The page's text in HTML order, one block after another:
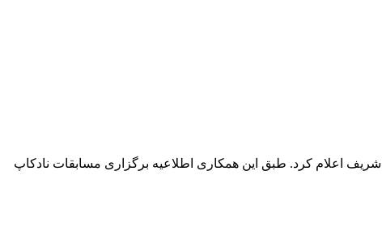
اعلام کرد. طبق این همکاری اطلاعیه برگزاری مسابقات نادکاپ